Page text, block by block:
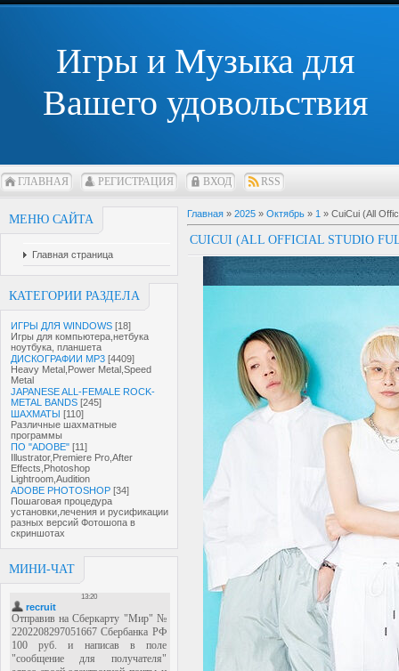
Игры и Музыка для
Вашего удовольствия
ГЛАВНАЯ РЕГИСТРАЦИЯ ВХОД RSS
МЕНЮ САЙТА
Главная страница
КАТЕГОРИИ РАЗДЕЛА
ИГРЫ ДЛЯ WINDOWS [18]
Игры для компьютера,нетбука
ноутбука, планшета
ДИСКОГРАФИИ MP3 [4409]
Heavy Metal,Power Metal,Speed
Metal
JAPANESE ALL-FEMALE ROCK-
METAL BANDS [245]
ШАХМАТЫ [110]
Различные шахматные
программы
ПО "ADOBE" [11]
Illustrator,Premiere Pro,After
Effects,Photoshop
Lightroom,Audition
ADOBE PHOTOSHOP [34]
Пошаговая процедура
установки,лечения и русификации
разных версий Фотошопа в
скриншотах
МИНИ-ЧАТ
Главная » 2025 » Октябрь » 1 » CuiCui (All
CUICUI (ALL OFFICIAL STUDIO